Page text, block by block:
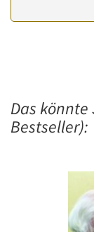
Das könnte
Bestseller):